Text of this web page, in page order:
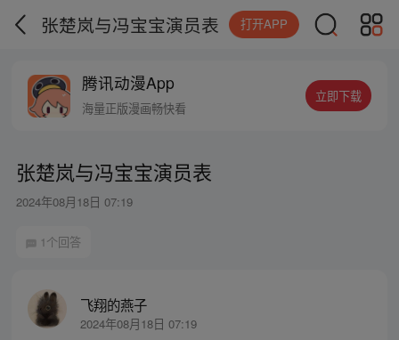
张楚岚与冯宝宝演员表 打开APP
腾讯动漫App
海量正版漫画畅快看
立即下载
张楚岚与冯宝宝演员表
2024年08月18日 07:19
1个回答
飞翔的燕子
2024年08月18日 07:19